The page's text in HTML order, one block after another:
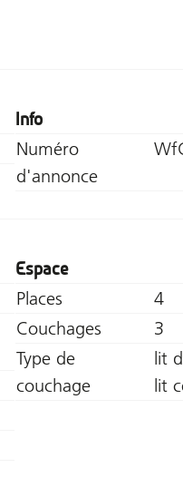
Info
Numéro
d'annonce
Espace
Places
4
Couchages
3
Type de
couchage
lit
lit